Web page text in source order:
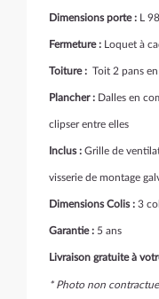
Dimensions porte : L
Fermeture : Loquet à
Toiture : Toit 2 pans
Plancher : Dalles en
clipser entre elles
Inclus : Grille de
visserie de montage
Dimensions Colis : 3
Garantie : 5 ans
Livraison gratuite à
* Photo non